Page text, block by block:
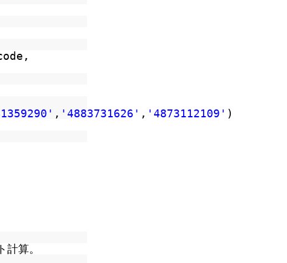
, '4883731626' , '4873112109' )
算。